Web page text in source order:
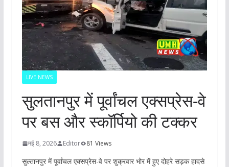
LIVE NEWS
सुलतानपुर में पूर्वांचल एक्सप्रेस-वे
पर बस और स्कॉर्पियो की टक्कर
मई 8, 2026 Editor 81 Views
सुल्तानपुर में पूर्वांचल एक्सप्रेस-वे पर शुक्रवार भोर में हुए दोहरे सड़क हादसे